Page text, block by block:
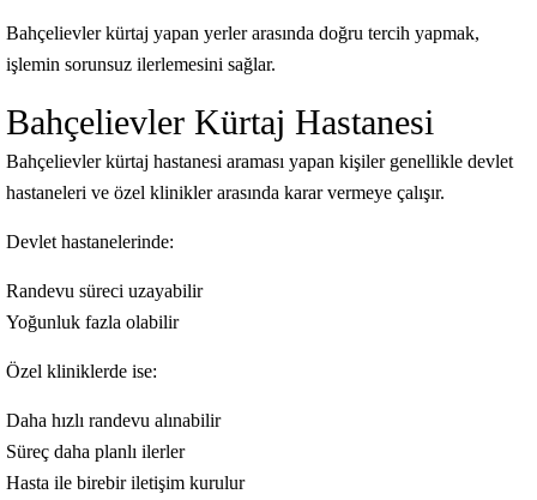
Bahçelievler kürtaj yapan yerler arasında doğru tercih yapmak,
işlemin sorunsuz ilerlemesini sağlar.
Bahçelievler Kürtaj Hastanesi
Bahçelievler kürtaj hastanesi araması yapan kişiler genellikle devlet
hastaneleri ve özel klinikler arasında karar vermeye çalışır.
Devlet hastanelerinde:
Randevu süreci uzayabilir
Yoğunluk fazla olabilir
Özel kliniklerde ise:
Daha hızlı randevu alınabilir
Süreç daha planlı ilerler
Hasta ile birebir iletişim kurulur